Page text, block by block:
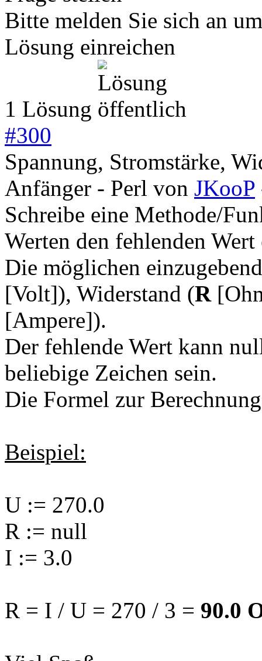
Bitte melden Sie sich an
Lösung einreichen
1 Lösung
#300
Spannung, Stromstärke,
Anfänger - Perl von JKooP
Schreibe eine Methode/
Werten den fehlenden
Die möglichen
[Volt]), Widerstand (R
[Ampere]).
Der fehlende Wert kann
beliebige Zeichen sein.
Die Formel zur
Beispiel:
U := 270.0
R := null
I := 3.0
R = I / U = 270 / 3 = 90.0